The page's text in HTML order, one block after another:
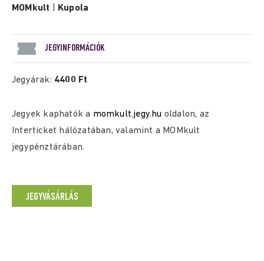
MOMkult Kupola
JEGYINFORMÁCIÓK
Jegyárak: 4400 Ft
Jegyek kaphatók a momkult.jegy.hu oldalon, az
Interticket hálózatában, valamint a MOMkult
jegypénztárában.
JEGYVÁSÁRLÁS